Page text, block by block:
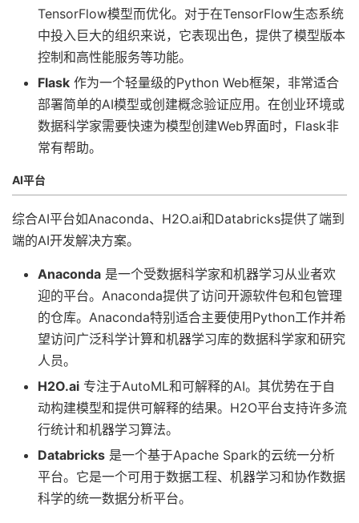
TensorFlow模型而优化。对于在TensorFlow生态系统
中投入巨大的组织来说，它表现出色，提供了模型版本
控制和高性能服务等功能。
Flask 作为一个轻量级的Python Web框架，非常适合
部署简单的AI模型或创建概念验证应用。在创业环境或
数据科学家需要快速为模型创建Web界面时，Flask非
常有帮助。
AI平台
综合AI平台如Anaconda、H2O.ai和Databricks提供了端到
端的AI开发解决方案。
Anaconda 是一个受数据科学家和机器学习从业者欢
迎的平台。Anaconda提供了访问开源软件包和包管理
的仓库。Anaconda特别适合主要使用Python工作并希
望访问广泛科学计算和机器学习库的数据科学家和研究
人员。
H2O.ai 专注于AutoML和可解释的AI。其优势在于自
动构建模型和提供可解释的结果。H2O平台支持许多流
行统计和机器学习算法。
Databricks 是一个基于Apache Spark的云统一分析
平台。它是一个可用于数据工程、机器学习和协作数据
科学的统一数据分析平台。